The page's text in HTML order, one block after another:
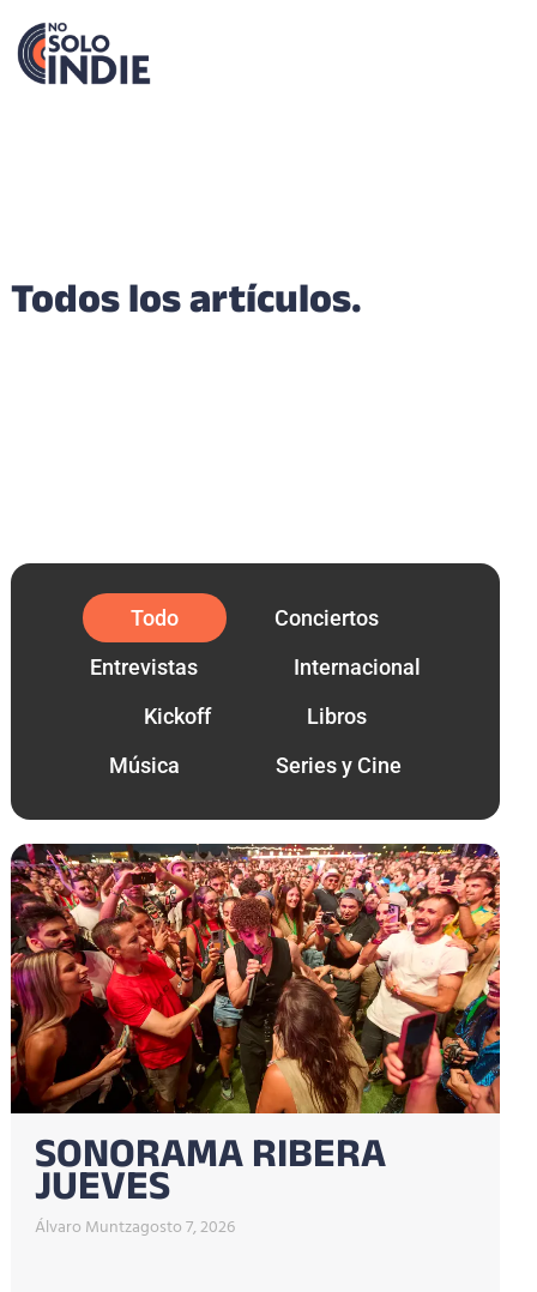
Todos los artículos.
Conciertos
Entrevistas
Internacional
Kickoff
Libros
Música
Series y Cine
Todo
SONORAMA RIBERA
JUEVES
Álvaro Muntzagosto 7, 2026